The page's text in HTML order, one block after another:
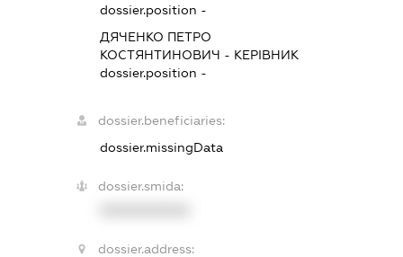
dossier.position -
ДЯЧЕНКО ПЕТРО
КОСТЯНТИНОВИЧ - КЕРІВНИК
dossier.position -
dossier.beneficiaries:
dossier.missingData
dossier.smida:
dossier.address: